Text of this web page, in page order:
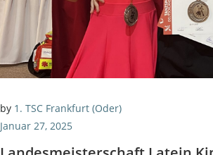
by 1. TSC Frankfurt (Oder)
Januar 27, 2025